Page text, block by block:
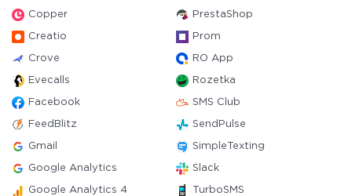
Copper PrestaShop
Creatio Prom
Crove RO App
Evecalls Rozetka
Facebook SMS Club
FeedBlitz SendPulse
Gmail SimpleTexting
Google Analytics Slack
Google Analytics 4 TurboSMS